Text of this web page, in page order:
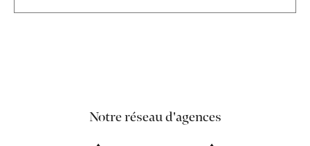
Notre réseau d'agences